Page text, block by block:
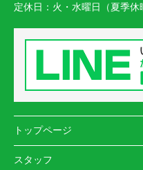
定休日： 火・水曜日（夏季休
トップページ
スタッフ